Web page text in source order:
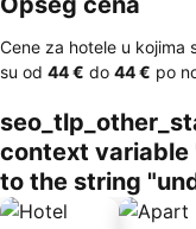
Cene za hotele u kojima
su od ‎44 € do ‎44 € po
context variable
to the string